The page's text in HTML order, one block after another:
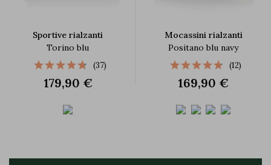
Sportive rialzanti
Torino blu
(37)
179,90 €
Mocassini rialzanti
Positano blu navy
(12)
169,90 €